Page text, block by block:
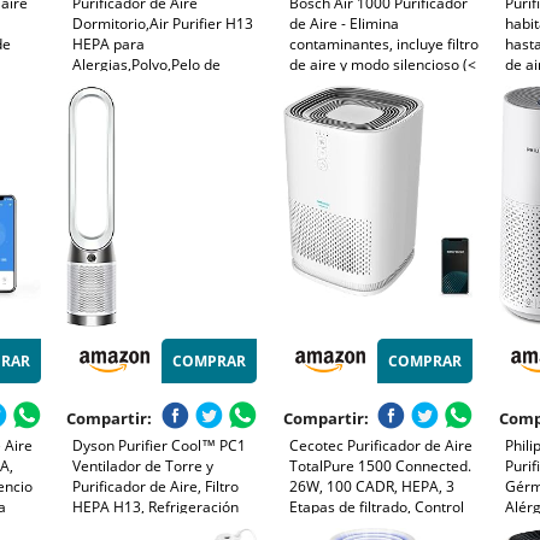
Dormitorio,Air Purifier H13
HEPA para
Alergias,Polvo,Pelo de
Mascotas,Humo y
Olores,Mini Purificador Aire
de Aire - Elimina
contaminantes, incluye filtro
de aire y modo silencioso (<
25 dB(A)) - para superficies
de hasta 23 m² - con modo
automático - CADR: 100
m³/h
de
Aire
COMPRAR
Compartir:
Dyson Purifier Cool™ PC1
Ventilador de Torre y
Purificador de Aire, Filtro
HEPA H13, Refrigeración
Potente, Control por App y
COMPRAR
Compartir:
Cecotec Purificador de Aire
TotalPure 1500 Connected.
26W, 100 CADR, HEPA, 3
Etapas de filtrado, Control
por Wi-fi, 2 Modos de
de